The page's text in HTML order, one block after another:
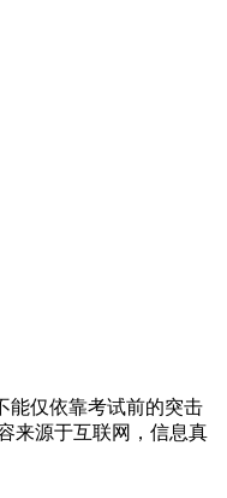
能仅依靠考试前的突击
来源于互联网，信息真